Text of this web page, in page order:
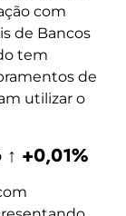
com
de Bancos
tem
de
utilizar o
↑ +0,01%